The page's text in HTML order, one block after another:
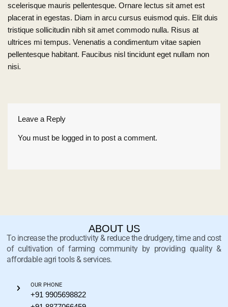
scelerisque mauris pellentesque. Ornare lectus sit amet est
placerat in egestas. Diam in arcu cursus euismod quis. Elit duis
tristique sollicitudin nibh sit amet commodo nulla. Risus at
ultrices mi tempus. Venenatis a condimentum vitae sapien
pellentesque habitant. Faucibus nisl tincidunt eget nullam non
nisi.
Leave a Reply
You must be logged in to post a comment.
ABOUT US
To increase the productivity & reduce the drudgery, time and cost
of cultivation of farming community by providing quality &
affordable agri tools & services.
OUR PHONE
+91 9905698822